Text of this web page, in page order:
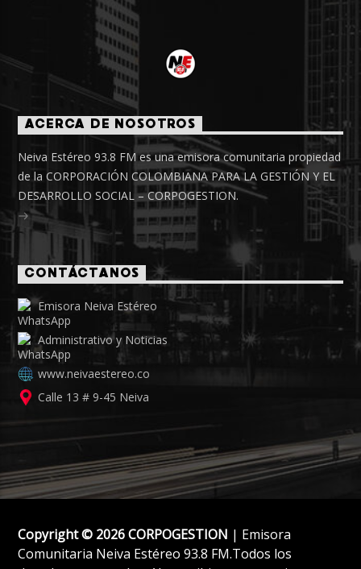
ACERCA DE NOSOTROS
Neiva Estéreo 93.8 FM es una emisora comunitaria propiedad
de la CORPORACIÓN COLOMBIANA PARA LA GESTIÓN Y EL
DESARROLLO SOCIAL – CORPOGESTION.
CONTÁCTANOS
Emisora Neiva Estéreo
Administrativo y Noticias
www.neivaestereo.co
Calle 13 # 9-45 Neiva
Copyright © 2026 CORPOGESTION | Emisora
Comunitaria Neiva Estéreo 93.8 FM.Todos los